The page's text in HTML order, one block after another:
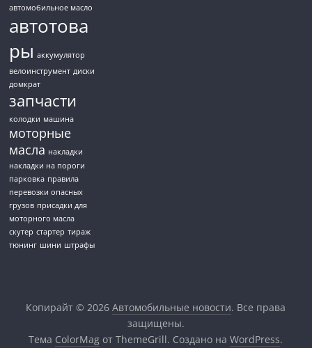
автомобильное масло
автотова
ры аккумулятор
велоинструмент диски
домкрат
запчасти
колодки машина
моторные
масла накладки
накладки на пороги
парковка правила
перевозки опасных
грузов присадки для
моторного масла
скутер стартер тираж
тюнинг шини штрафы
Копирайт © 2026Автомобильные новости. Все права
защищены.
Тема ColorMag от ThemeGrill. Создано наWordPress.